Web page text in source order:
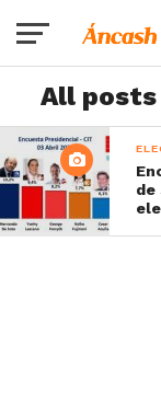
All
de